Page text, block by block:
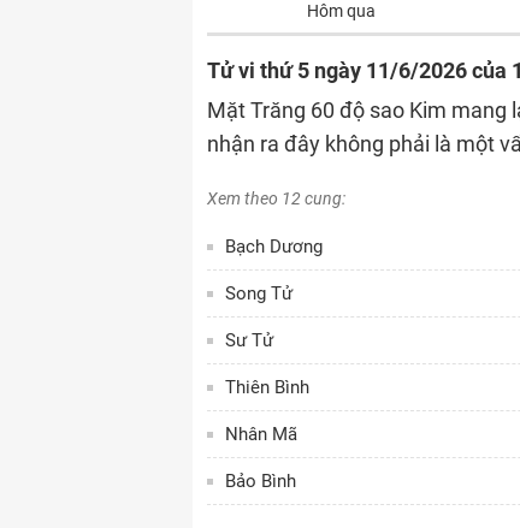
Hôm qua
Tử vi thứ 5 ngày 11/6/2026 của
Mặt Trăng 60 độ sao Kim mang
nhận ra đây không phải là một
Xem theo 12 cung:
Bạch Dương
Song Tử
Sư Tử
Thiên Bình
Nhân Mã
Bảo Bình